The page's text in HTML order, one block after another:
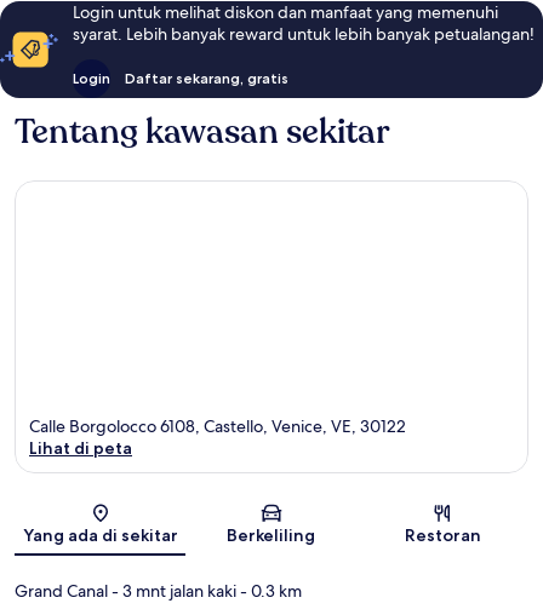
Login untuk melihat diskon dan manfaat yang memenuhi
syarat. Lebih banyak reward untuk lebih banyak petualangan!
Login Daftar sekarang, gratis
Tentang kawasan sekitar
Peta
Calle Borgolocco 6108, Castello, Venice, VE, 30122
Lihat di peta
Yang ada di sekitar Berkeliling Restoran
Grand Canal- 3 mnt jalan kaki- 0.3 km